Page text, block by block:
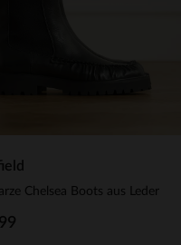
Chelsea Boots aus Leder